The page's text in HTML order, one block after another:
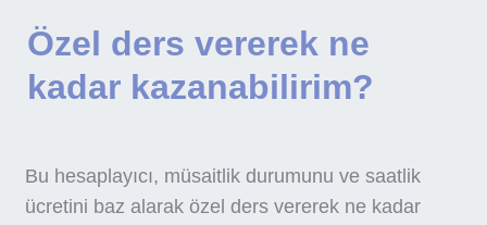
Özel ders vererek ne
kadar kazanabilirim?
Bu hesaplayıcı, müsaitlik durumunu ve saatlik
ücretini baz alarak özel ders vererek ne kadar